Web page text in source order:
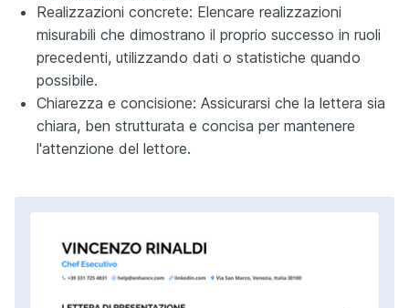
Realizzazioni concrete: Elencare realizzazioni
misurabili che dimostrano il proprio successo in ruoli
precedenti, utilizzando dati o statistiche quando
possibile.
Chiarezza e concisione: Assicurarsi che la lettera sia
chiara, ben strutturata e concisa per mantenere
l'attenzione del lettore.